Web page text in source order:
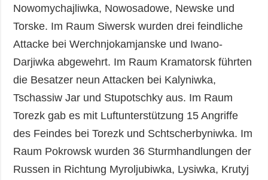
Nowomychajliwka, Nowosadowe, Newske und
Torske. Im Raum Siwersk wurden drei feindliche
Attacke bei Werchnjokamjanske und Iwano-
Darjiwka abgewehrt. Im Raum Kramatorsk führten
die Besatzer neun Attacken bei Kalyniwka,
Tschassiw Jar und Stupotschky aus. Im Raum
Torezk gab es mit Luftunterstützung 15 Angriffe
des Feindes bei Torezk und Schtscherbyniwka. Im
Raum Pokrowsk wurden 36 Sturmhandlungen der
Russen in Richtung Myroljubiwka, Lysiwka, Krutyj